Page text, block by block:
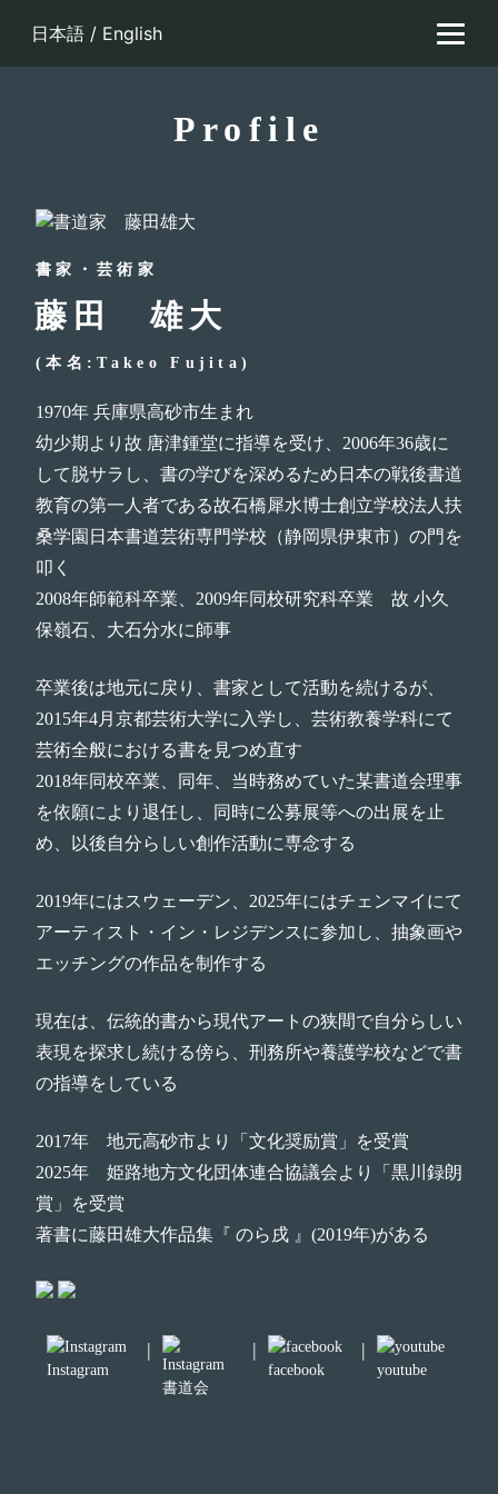
content
日本語 / English
Profile
書家・芸術家
藤田 雄大
(本名:Takeo Fujita)
1970年 兵庫県高砂市生まれ
幼少期より故 唐津鍾堂に指導を受け、2006年36歳に
して脱サラし、書の学びを深めるため日本の戦後書道
教育の第一人者である故石橋犀水博士創立学校法人扶
桑学園日本書道芸術専門学校（静岡県伊東市）の門を
叩く
2008年師範科卒業、2009年同校研究科卒業 故 小久
保嶺石、大石分水に師事
卒業後は地元に戻り、書家として活動を続けるが、
2015年4月京都芸術大学に入学し、芸術教養学科にて
芸術全般における書を見つめ直す
2018年同校卒業、同年、当時務めていた某書道会理事
を依願により退任し、同時に公募展等への出展を止
め、以後自分らしい創作活動に専念する
2019年にはスウェーデン、2025年にはチェンマイにて
アーティスト・イン・レジデンスに参加し、抽象画や
エッチングの作品を制作する
現在は、伝統的書から現代アートの狭間で自分らしい
表現を探求し続ける傍ら、刑務所や養護学校などで書
の指導をしている
2017年 地元高砂市より「文化奨励賞」を受賞
2025年 姫路地方文化団体連合協議会より「黒川録朗
賞」を受賞
著書に藤田雄大作品集『 のら戌 』(2019年)がある
Instagram
|
書道会
|
facebook
|
youtube